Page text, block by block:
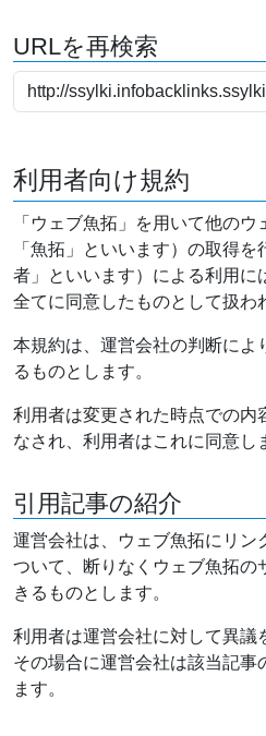
URLを再検索
利用者向け規約
「ウェブ魚拓」を用いて他のウ
「魚拓」といいます）の取得
者」といいます）による利用に
全てに同意したものとして扱わ
本規約は、運営会社の判断によ
るものとします。
利用者は変更された時点での内
なされ、利用者はこれに同意し
引用記事の紹介
運営会社は、ウェブ魚拓にリン
ついて、断りなくウェブ魚拓の
きるものとします。
利用者は運営会社に対して異議
その場合に運営会社は該当記事
ます。